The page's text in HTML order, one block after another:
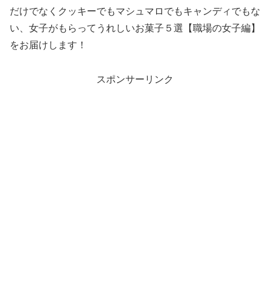
だけでなくクッキーでもマシュマロでもキャンディでもな
い、女子がもらってうれしいお菓子５選【職場の女子編】
をお届けします！
スポンサーリンク